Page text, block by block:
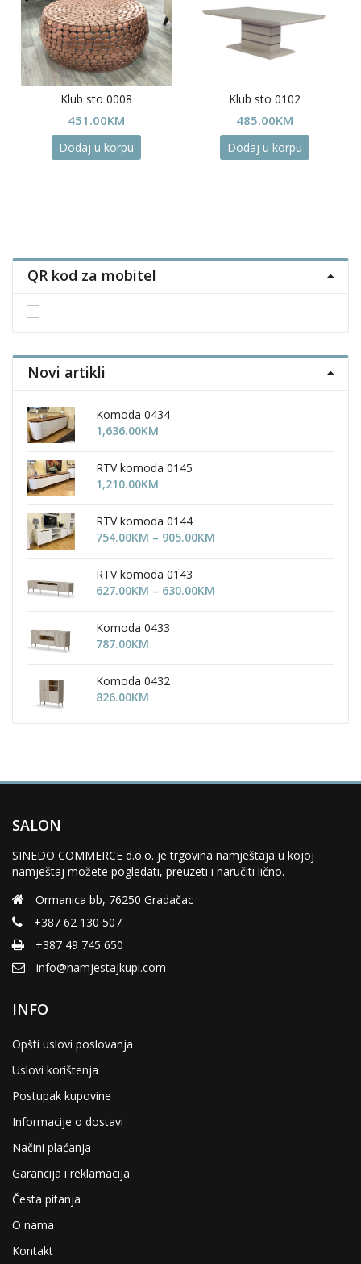
Klub sto 0008
451.00KM
Dodaj u korpu
Klub sto 0102
485.00KM
Dodaj u korpu
QR kod za mobitel
Novi artikli
Komoda 0434
1,636.00KM
RTV komoda 0145
1,210.00KM
RTV komoda 0144
754.00KM – 905.00KM
RTV komoda 0143
627.00KM – 630.00KM
Komoda 0433
787.00KM
Komoda 0432
826.00KM
SALON
SINEDO COMMERCE d.o.o. je trgovina namještaja u kojoj
namještaj možete pogledati, preuzeti i naručiti lično.
Ormanica bb, 76250 Gradačac
+387 62 130 507
+387 49 745 650
info@namjestajkupi.com
INFO
Opšti uslovi poslovanja
Uslovi korištenja
Postupak kupovine
Informacije o dostavi
Načini plaćanja
Garancija i reklamacija
Česta pitanja
O nama
Kontakt